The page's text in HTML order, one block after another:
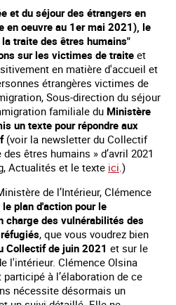
et du séjour des étrangers en
en oeuvre au 1er mai 2021), le
traite des êtres humains"
sur les victimes de traite et
en matière d'accueil et
étrangères victimes de
Sous-direction du séjour
familiale du Ministère
un texte pour répondre aux
(voir la newsletter du Collectif
êtres humains » d’avril 2021
Actualités et le texte ici .)
de l’Intérieur, Clémence
le plan d'action pour le
charge des vulnérabilités des
, que vous voudrez bien
Collectif de juin 2021 et sur le
l'intérieur. Clémence Olsina
à l’élaboration de ce
nécessite désormais un